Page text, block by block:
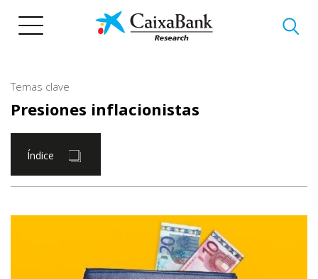
Temas clave
Presiones inflacionistas
Índice